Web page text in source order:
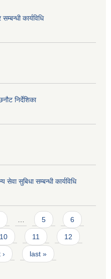
कार्यविधि
निर्देशिका
सेवा सुबिधा सम्बन्धी कार्यविधि
… 5 6
10 11 12
last »